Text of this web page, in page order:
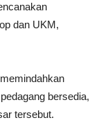
dan UKM,
bersedia,
tersebut.